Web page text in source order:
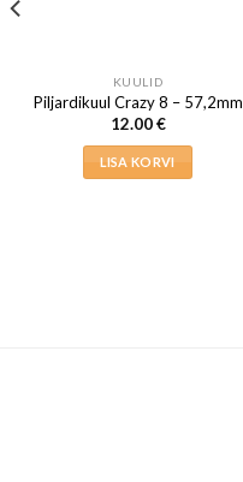
KUULID
Piljardikuul Crazy 8 – 57,2mm
12.00€
LISA KORVI